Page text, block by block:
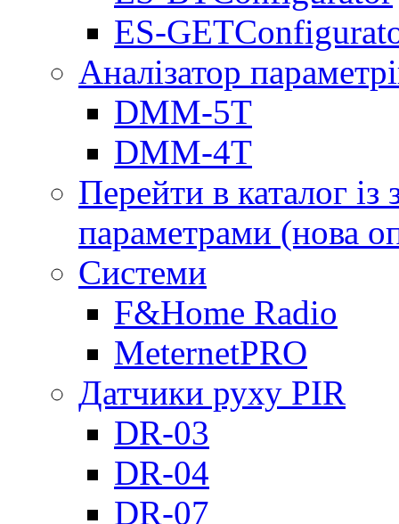
ES-
Аналізатор
DMM-5T
DMM-4T
Перейти в каталог
параметрами (нова
Системи
F&Home Radio
MeternetPRO
Датчики руху PIR
DR-03
DR-04
DR-07